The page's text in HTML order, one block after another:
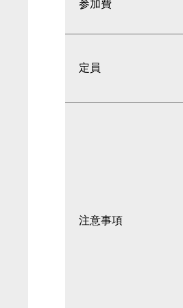
参加費
定員
注意事項